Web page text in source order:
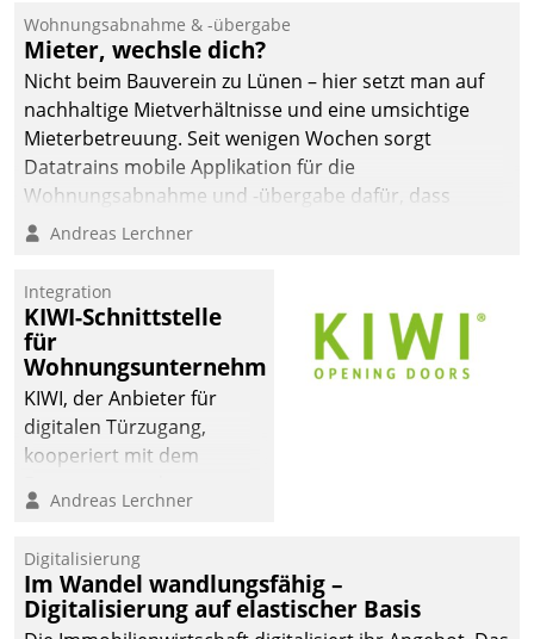
Ressort Kapitalanlage für
künftige Aufgaben und
Herausforderungen
gerüstet.
Wohnungsabnahme & -übergabe
Mieter, wechsle dich?
Nicht beim Bauverein zu Lünen – hier setzt man auf
nachhaltige Mietverhältnisse und eine umsichtige
Mieterbetreuung. Seit wenigen Wochen sorgt
Datatrains mobile Applikation für die
Wohnungsabnahme und -übergabe dafür, dass
Mieter wohlgeordnet kommen und, so es sein muss,
Andreas Lerchner
Integration
KIWI-Schnittstelle
für
Wohnungsunternehmen
KIWI, der Anbieter für
digitalen Türzugang,
kooperiert mit dem
Softwareentwicklungshaus
Andreas Lerchner
Digitalisierung
Im Wandel wandlungsfähig –
Digitalisierung auf elastischer Basis